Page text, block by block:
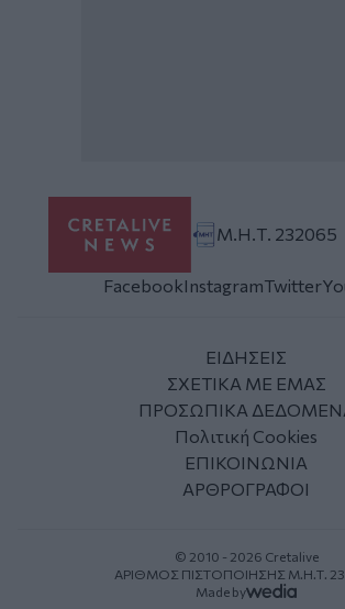
Μ.Η.Τ. 232065
FacebookInstagramTwitter
ΕΙΔΗΣΕΙΣ
ΣΧΕΤΙΚΑ ΜΕ ΕΜΑΣ
ΠΡΟΣΩΠΙΚΑ
Πολιτική Cookies
ΕΠΙΚΟΙΝΩΝΙΑ
ΑΡΘΡΟΓΡΑΦΟΙ
© 2010 - 2026 Cretalive
ΑΡΙΘΜΟΣ ΠΙΣΤΟΠΟΙΗΣΗΣ Μ.Η.Τ.
Made by